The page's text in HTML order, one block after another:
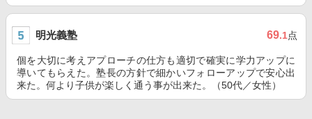
明光義塾 69.1点
個を大切に考えアプローチの仕方も適切で確実に学力アップに
導いてもらえた。塾長の方針で細かいフォローアップで安心出
来た。何より子供が楽しく通う事が出来た。（50代／女性）